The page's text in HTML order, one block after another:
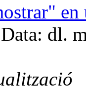
en
Data: dl.